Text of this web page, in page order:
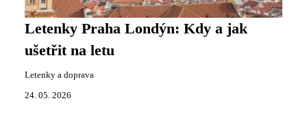
Letenky Praha Londýn: Kdy a jak
ušetřit na letu
Letenky a doprava
24. 05. 2026